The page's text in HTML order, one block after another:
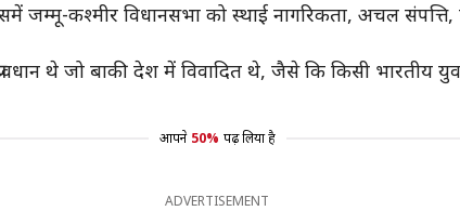
जम्मू-कश्मीर विधानसभा को स्थाई नागरिकता, अचल
थे जो बाकी देश में विवादित थे, जैसे कि किसी भारतीय
आपने 50% पढ़ लिया है
ADVERTISEMENT